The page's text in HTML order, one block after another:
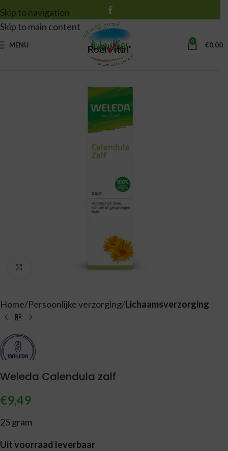
Skip to navigation
Skip to main content
MENU 0 €0,00
Home Persoonlijke verzorging Lichaamsverzorging
Weleda Calendula zalf
€9,49
25 gram
Uit voorraad leverbaar